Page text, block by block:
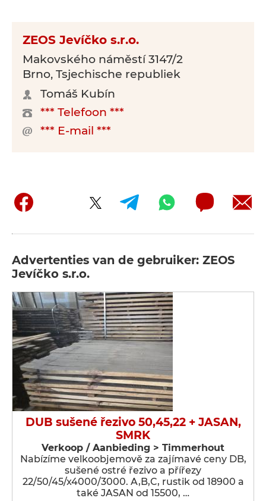
ZEOS Jevíčko s.r.o.
Makovského náměstí 3147/2
Brno, Tsjechische republiek
Tomáš Kubín
*** Telefoon ***
*** E-mail ***
Advertenties van de gebruiker: ZEOS
Jevíčko s.r.o.
DUB sušené řezivo 50,45,22 + JASAN,
SMRK
Verkoop / Aanbieding > Timmerhout
Nabízíme velkoobjemově za zajímavé ceny DB,
sušené ostré řezivo a přířezy
22/50/45/x4000/3000. A,B,C, rustik od 18900 a
také JASAN od 15500, …